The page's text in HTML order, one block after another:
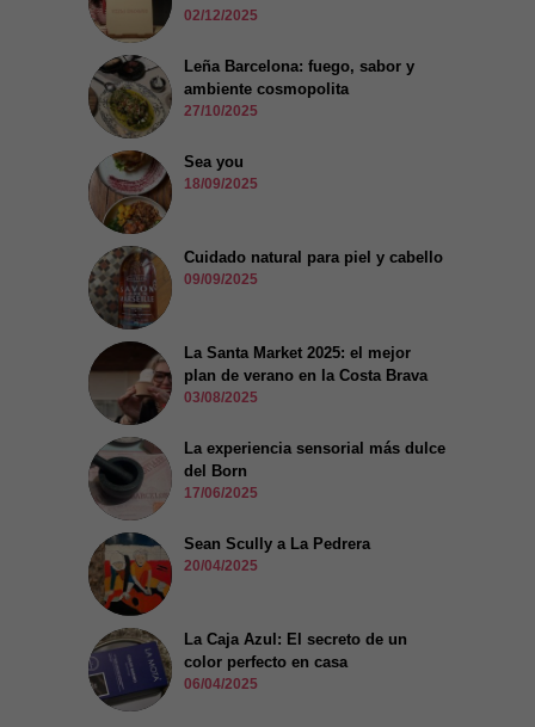
02/12/2025
Leña Barcelona: fuego, sabor y
ambiente cosmopolita
27/10/2025
Sea you
18/09/2025
Cuidado natural para piel y cabello
09/09/2025
La Santa Market 2025: el mejor
plan de verano en la Costa Brava
03/08/2025
La experiencia sensorial más dulce
del Born
17/06/2025
Sean Scully a La Pedrera
20/04/2025
La Caja Azul: El secreto de un
color perfecto en casa
06/04/2025